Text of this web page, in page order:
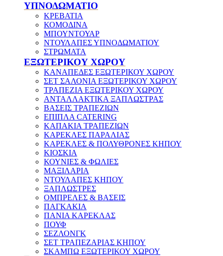
ΥΠΝΟΔΩΜΑΤΙΟ
ΚΡΕΒΑΤΙΑ
ΚΟΜΟΔΙΝΑ
ΜΠΟΥΝΤΟΥΑΡ
ΝΤΟΥΛΑΠΕΣ ΥΠΝΟΔΩΜΑΤΙΟΥ
ΣΤΡΩΜΑΤΑ
ΕΞΩΤΕΡΙΚΟΥ ΧΩΡΟΥ
ΚΑΝΑΠΕΔΕΣ ΕΞΩΤΕΡΙΚΟΥ ΧΩΡΟΥ
ΣΕΤ ΣΑΛΟΝΙΑ ΕΞΩΤΕΡΙΚΟΥ ΧΩΡΟΥ
ΤΡΑΠΕΖΙΑ ΕΞΩΤΕΡΙΚΟΥ ΧΩΡΟΥ
ΑΝΤΑΛΛΑΚΤΙΚΑ ΞΑΠΛΩΣΤΡΑΣ
ΒΑΣΕΙΣ ΤΡΑΠΕΖΙΩΝ
ΕΠΙΠΛΑ CATERING
ΚΑΠΑΚΙΑ ΤΡΑΠΕΖΙΩΝ
ΚΑΡΕΚΛΕΣ ΠΑΡΑΛΙΑΣ
ΚΑΡΕΚΛΕΣ & ΠΟΛΥΘΡΟΝΕΣ ΚΗΠΟΥ
ΚΙΟΣΚΙΑ
ΚΟΥΝΙΕΣ & ΦΩΛΙΕΣ
ΜΑΞΙΛΑΡΙΑ
ΝΤΟΥΛΑΠΕΣ ΚΗΠΟΥ
ΞΑΠΛΩΣΤΡΕΣ
ΟΜΠΡΕΛΕΣ & ΒΑΣΕΙΣ
ΠΑΓΚΑΚΙΑ
ΠΑΝΙΑ ΚΑΡΕΚΛΑΣ
ΠΟΥΦ
ΣΕΖΛΟΝΓΚ
ΣΕΤ ΤΡΑΠΕΖΑΡΙΑΣ ΚΗΠΟΥ
ΣΚΑΜΠΩ ΕΞΩΤΕΡΙΚΟΥ ΧΩΡΟΥ